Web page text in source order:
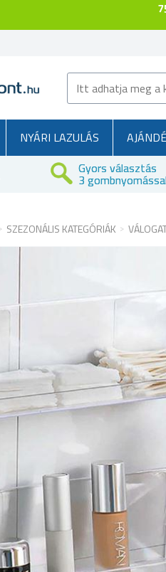
NYÁRI LAZULÁS
Gyors választás
3 gombnyomással
SZEZONÁLIS KATEGÓRIÁK